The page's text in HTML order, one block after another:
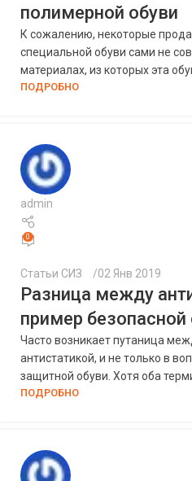
полимерной обуви
К сожалению, некоторые
специальной обуви сами не
материалах, из которых эта
ПОДРОБНО
admin
0
Статьи СИЗ 02 Янв 2019
Разница между
пример безопасной
Часто возникает путаница
антистатикой, и не только в
защитной обуви. Хотя оба
ПОДРОБНО